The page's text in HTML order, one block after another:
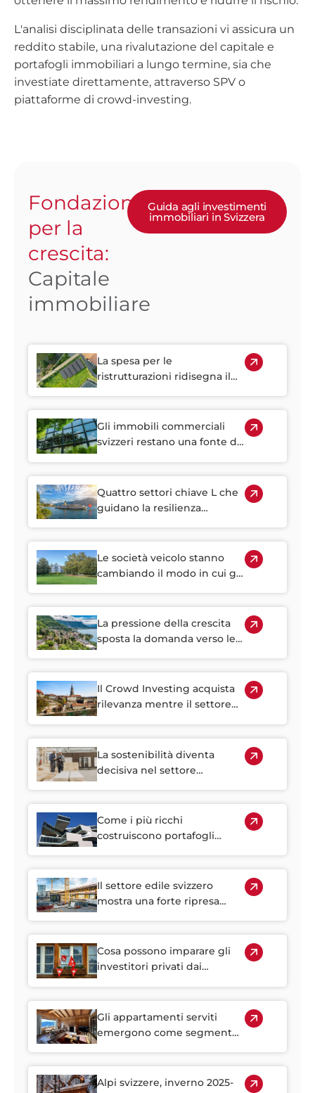
L'analisi disciplinata delle transazioni vi assicura un
reddito stabile, una rivalutazione del capitale e
portafogli immobiliari a lungo termine, sia che
investiate direttamente, attraverso SPV o
piattaforme di crowd-investing.
Fondazione
per la
crescita:
Capitale
immobiliare
Guida agli investimenti
immobiliari in Svizzera
La spesa per le
ristrutturazioni ridisegna il
svizzero
Gli immobili commerciali
svizzeri restano una fonte di
Quattro settori chiave L che
guidano la resilienza
Le società veicolo stanno
cambiando il modo in cui gli
all'immobiliare svizzero
La pressione della crescita
sposta la domanda verso le
Il Crowd Investing acquista
rilevanza mentre il settore
raggiungere
La sostenibilità diventa
decisiva nel settore
Come i più ricchi
costruiscono portafogli
immobili rivestono un ruolo
centrale
Il settore edile svizzero
mostra una forte ripresa
Cosa possono imparare gli
investitori privati dai
Gli appartamenti serviti
emergono come segmento
immobiliare alpino
Alpi svizzere, inverno 2025-